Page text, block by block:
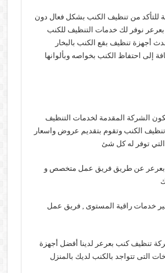
للتأكد من تنظيف الكنب بشكل فعال دون
نوفر لك خدمات التنظيف للكنب
أجهزة تنظيف بقع الكنب بالبخار
إلى احتفاظ الكنب بخواصه وبألوانها
الشركة المقدمة لخدمات التنظيف
الكنب وتقوم بتقديم عروض واسعار
بعرعر عن طريق فريق عمل متخصص و
توفير خدمات راقية المستوى , فريق عمل
تنظيف كنب بعرعر لدينا أفضل أجهزة
التى تتواجد بالكنب لديك بالمنزل